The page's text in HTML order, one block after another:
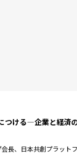
つける―企業と経済
長、日本共創プラッ